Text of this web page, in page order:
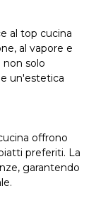
al top cucina
al vapore e
solo
un'estetica
offrono
preferiti. La
garantendo